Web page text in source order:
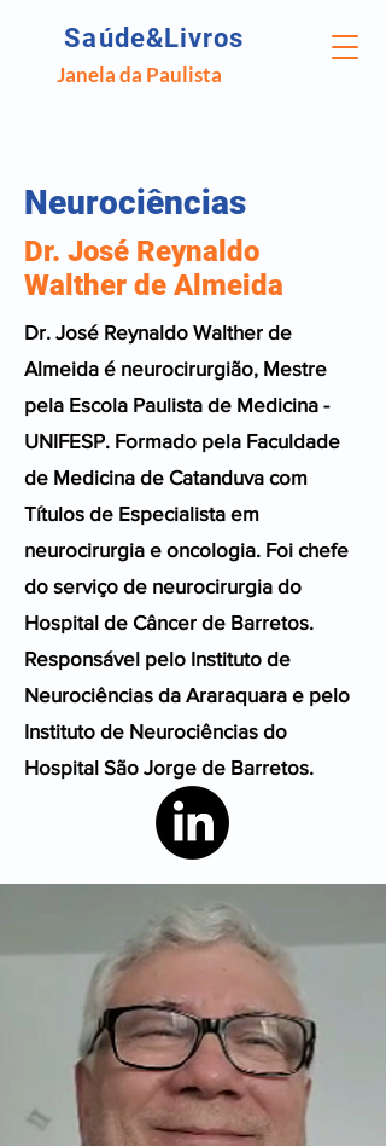
Saúde&Livros
Janela da Paulista
Neurociências
Dr. José Reynaldo
Walther de Almeida
Dr. José Reynaldo Walther de
Almeida é neurocirurgião, Mestre
pela Escola Paulista de Medicina -
UNIFESP. Formado pela Faculdade
de Medicina de Catanduva com
Títulos de Especialista em
neurocirurgia e oncologia. Foi chefe
do serviço de neurocirurgia do
Hospital de Câncer de Barretos.
Responsável pelo Instituto de
Neurociências da Araraquara e pelo
Instituto de Neurociências do
Hospital São Jorge de Barretos.